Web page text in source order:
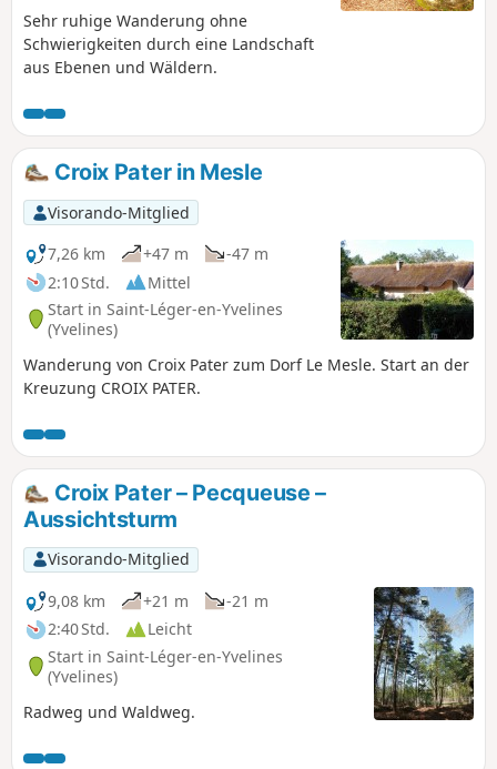
Sehr ruhige Wanderung ohne
Schwierigkeiten durch eine Landschaft
aus Ebenen und Wäldern.
Croix Pater in Mesle
Visorando-Mitglied
7,26 km
+47 m
-47 m
2:10 Std.
Mittel
Start in Saint-Léger-en-Yvelines
(Yvelines)
Wanderung von Croix Pater zum Dorf Le Mesle. Start an der
Kreuzung CROIX PATER.
Croix Pater – Pecqueuse –
Aussichtsturm
Visorando-Mitglied
9,08 km
+21 m
-21 m
2:40 Std.
Leicht
Start in Saint-Léger-en-Yvelines
(Yvelines)
Radweg und Waldweg.